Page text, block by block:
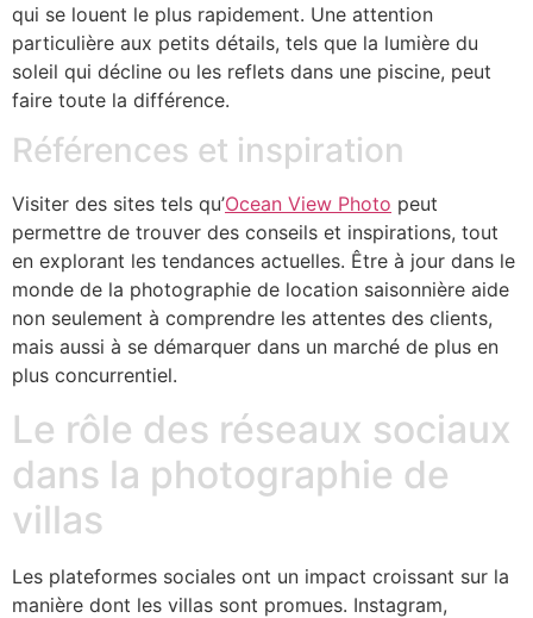
qui se louent le plus rapidement. Une attention
particulière aux petits détails, tels que la lumière du
soleil qui décline ou les reflets dans une piscine, peut
faire toute la différence.
Références et inspiration
Visiter des sites tels qu’Ocean View Photo peut
permettre de trouver des conseils et inspirations, tout
en explorant les tendances actuelles. Être à jour dans le
monde de la photographie de location saisonnière aide
non seulement à comprendre les attentes des clients,
mais aussi à se démarquer dans un marché de plus en
plus concurrentiel.
Le rôle des réseaux sociaux
dans la photographie de
villas
Les plateformes sociales ont un impact croissant sur la
manière dont les villas sont promues. Instagram,